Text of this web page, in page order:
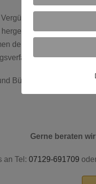
mit
werden. Zum
der laufenden
eingesetzt.
Büroräume, aber auch
Gerne beraten
an Tel:07129-691709